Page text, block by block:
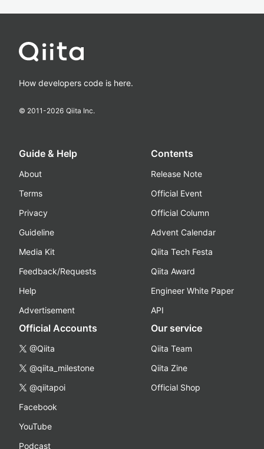
How developers code is here.
© 2011-2026 Qiita Inc.
Guide & Help
About
Terms
Privacy
Guideline
Media Kit
Feedback/Requests
Help
Advertisement
Contents
Release Note
Official Event
Official Column
Advent Calendar
Qiita Tech Festa
Qiita Award
Engineer White Paper
API
Official Accounts
@Qiita
@qiita_milestone
@qiitapoi
Facebook
YouTube
Podcast
Our service
Qiita Team
Qiita Zine
Official Shop